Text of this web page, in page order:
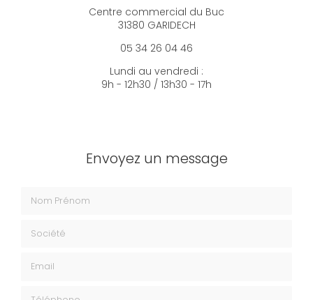
Centre commercial du Buc
31380 GARIDECH
05 34 26 04 46
Lundi au vendredi :
9h - 12h30 / 13h30 - 17h
Envoyez un message